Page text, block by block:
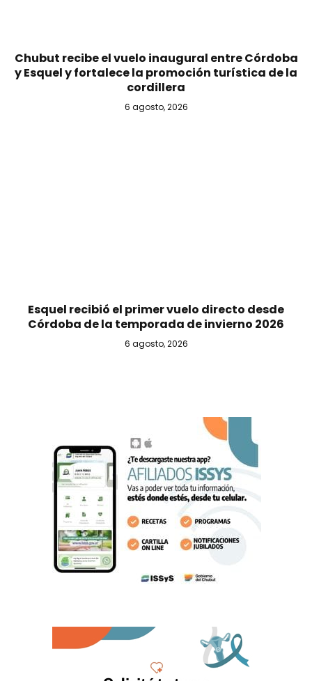
Chubut recibe el vuelo inaugural entre Córdoba
y Esquel y fortalece la promoción turística de la
cordillera
6 agosto, 2026
Esquel recibió el primer vuelo directo desde
Córdoba de la temporada de invierno 2026
6 agosto, 2026